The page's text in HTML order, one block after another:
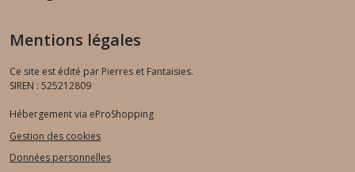
Mentions légales
Ce site est édité par Pierres et Fantaisies.
SIREN : 525212809
Hébergement via eProShopping
Gestion des cookies
Données personnelles